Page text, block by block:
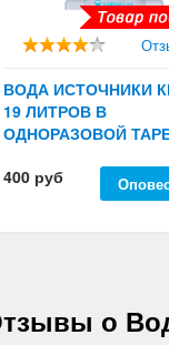
ВОДА ИСТОЧНИКИ
19 ЛИТРОВ В
ОДНОРАЗОВОЙ
400 руб
о